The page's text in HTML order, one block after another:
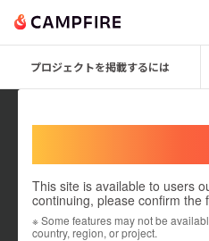
プロジェクトを掲載するには
This site is available to users
continuing, please confirm the
※ Some features may not be
country, region, or project.